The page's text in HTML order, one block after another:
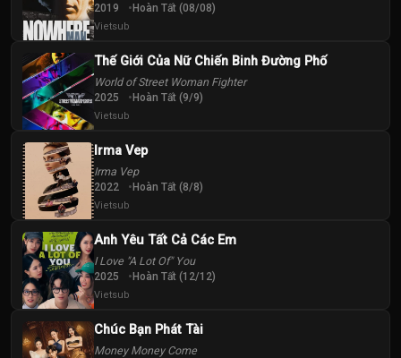
2019 Hoàn Tất (08/08)
Vietsub
Thế Giới Của Nữ Chiến Binh Đường Phố
World of Street Woman Fighter
2025 Hoàn Tất (9/9)
Vietsub
Irma Vep
Irma Vep
2022 Hoàn Tất (8/8)
Vietsub
Anh Yêu Tất Cả Các Em
I Love "A Lot Of" You
2025 Hoàn Tất (12/12)
Vietsub
Chúc Bạn Phát Tài
Money Money Come